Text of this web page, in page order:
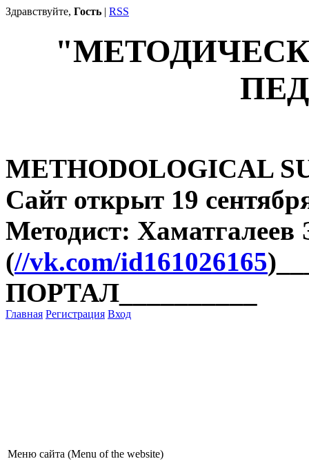
Здравствуйте, Гость | RSS
METHODOLOGICAL
Сайт открыт 19
Методист:
(//vk.com/id161026165
ПОРТАЛ__________
Главная Регистрация Вход
Меню сайта (Menu of the website)